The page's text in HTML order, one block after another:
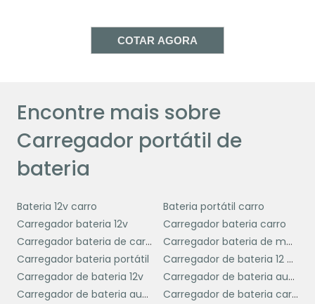
Seja em viagens, no trabalho ou em
atividades ao ar livre, ter um carregador
portátil à mão garante que você não fique
Além disso, muitos carregadores portáteis
modernos oferecem recursos adicionais,
comocarregamento rápido, múltiplas
portas de saída para carregar vários
dispositivos simultaneamente e até mesmo
ainda mais versáteis e adequados para
diferentes necessidades e ambientes.
BENEFÍCIOS DE USAR UM
CARREGADOR PORTÁTIL
COTAR AGORA
Encontre mais sobre
Carregador portátil de
bateria
Bateria 12v carro
Bateria portátil carro
Carregador bateria 12v
Carregador bateria carro
Carregador bateria de carro
Carregador bateria de moto
Carregador bateria portátil
Carregador de bateria 12 volts
Carregador de bateria 12v
Carregador de bateria automotiva
Carregador de bateria automotiva portátil
Carregador de bateria carga lenta